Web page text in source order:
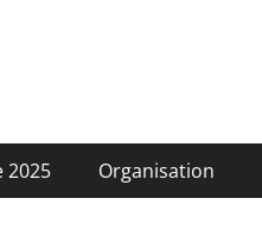
2025 Organisation